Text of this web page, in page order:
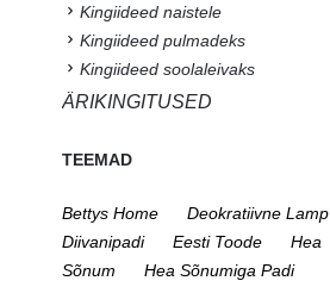
Kingiideed naistele
Kingiideed pulmadeks
Kingiideed soolaleivaks
ÄRIKINGITUSED
TEEMAD
Bettys Home
Deokratiivne Lamp
Diivanipadi
Eesti Toode
Hea
Sõnum
Hea Sõnumiga Padi